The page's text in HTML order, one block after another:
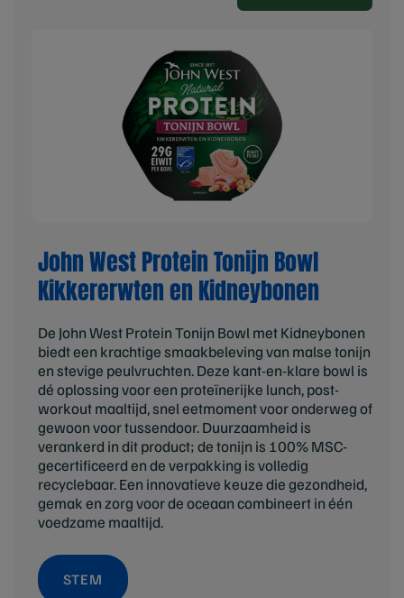
John West Protein Tonijn Bowl
Kikkererwten en Kidneybonen
De John West Protein Tonijn Bowl met Kidneybonen
biedt een krachtige smaakbeleving van malse tonijn
en stevige peulvruchten. Deze kant-en-klare bowl is
dé oplossing voor een proteïnerijke lunch, post-
workout maaltijd, snel eetmoment voor onderweg of
gewoon voor tussendoor. Duurzaamheid is
verankerd in dit product; de tonijn is 100% MSC-
gecertificeerd en de verpakking is volledig
recyclebaar. Een innovatieve keuze die gezondheid,
gemak en zorg voor de oceaan combineert in één
voedzame maaltijd.
STEM